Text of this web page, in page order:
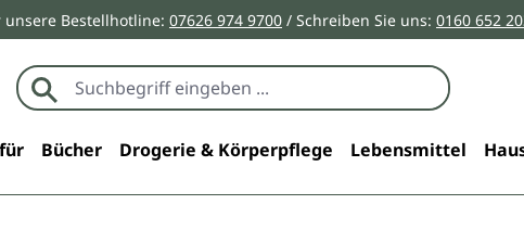
Bestellhotline: 07626 974 9700 / Schreiben Sie uns: 0160 652
Bücher Drogerie & Körperpflege Lebensmittel